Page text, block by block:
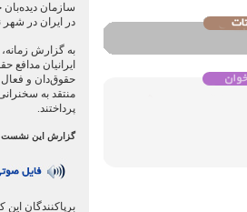
سازمان
در ایران در شهر
به گزارش
ایرانیان
حقوق‌دان و فعال
منتقد به
پرداختند.
گزارش این نشست
برپاکنندگان